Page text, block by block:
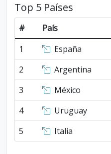
Top 5 Países
# País
1
España
2
Argentina
3
México
4
Uruguay
5
Italia